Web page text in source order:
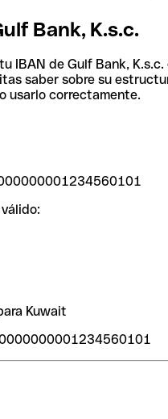
Bank, K.s.c.
IBAN de Gulf Bank,
saber sobre su
usarlo correctamente.
Kuwait